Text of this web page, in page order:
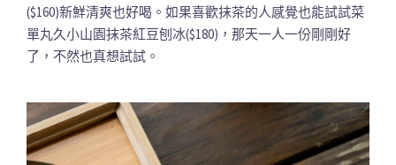
($160)新鮮清爽也好喝。如果喜歡抹茶的人感覺也能試試菜
單丸久小山園抹茶紅豆刨冰($180)，那天一人一份剛剛好
了，不然也真想試試。